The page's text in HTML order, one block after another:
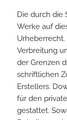
Die durch die
Werke auf
Verbreitung
der Grenzen
schriftlichen
Erstellers.
für den
gestattet.